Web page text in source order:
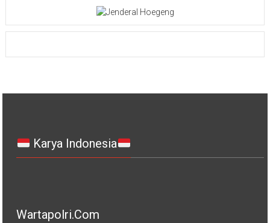
Karya Indonesia
Wartapolri.com